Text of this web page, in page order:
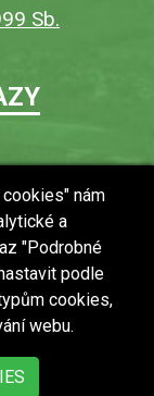
Sb.
nám
a
"Podrobné
podle
cookies,
webu.